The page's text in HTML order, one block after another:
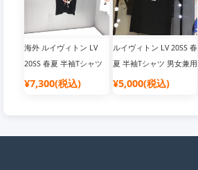
海外 ルイヴィトン LV
20SS 春夏 半袖Tシャツ
男女兼用
¥7,300(税込)
ルイヴィトン LV 20SS 春
夏 半袖Tシャツ 男女兼用
¥5,000(税込)